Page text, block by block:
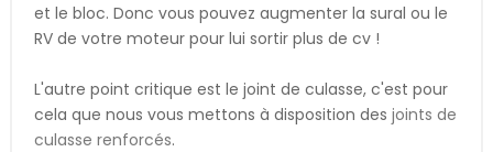
et le bloc. Donc vous pouvez augmenter la sural ou le
RV de votre moteur pour lui sortir plus de cv !
L'autre point critique est le joint de culasse, c'est pour
cela que nous vous mettons à disposition des joints de
culasse renforcés.